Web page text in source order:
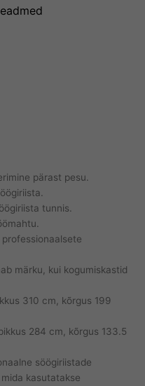
pärast pesu.
tunnis.
märku, kui kogumiskastid
310 cm, kõrgus 199
284 cm, kõrgus 133.5
söögiriistade
kasutatakse